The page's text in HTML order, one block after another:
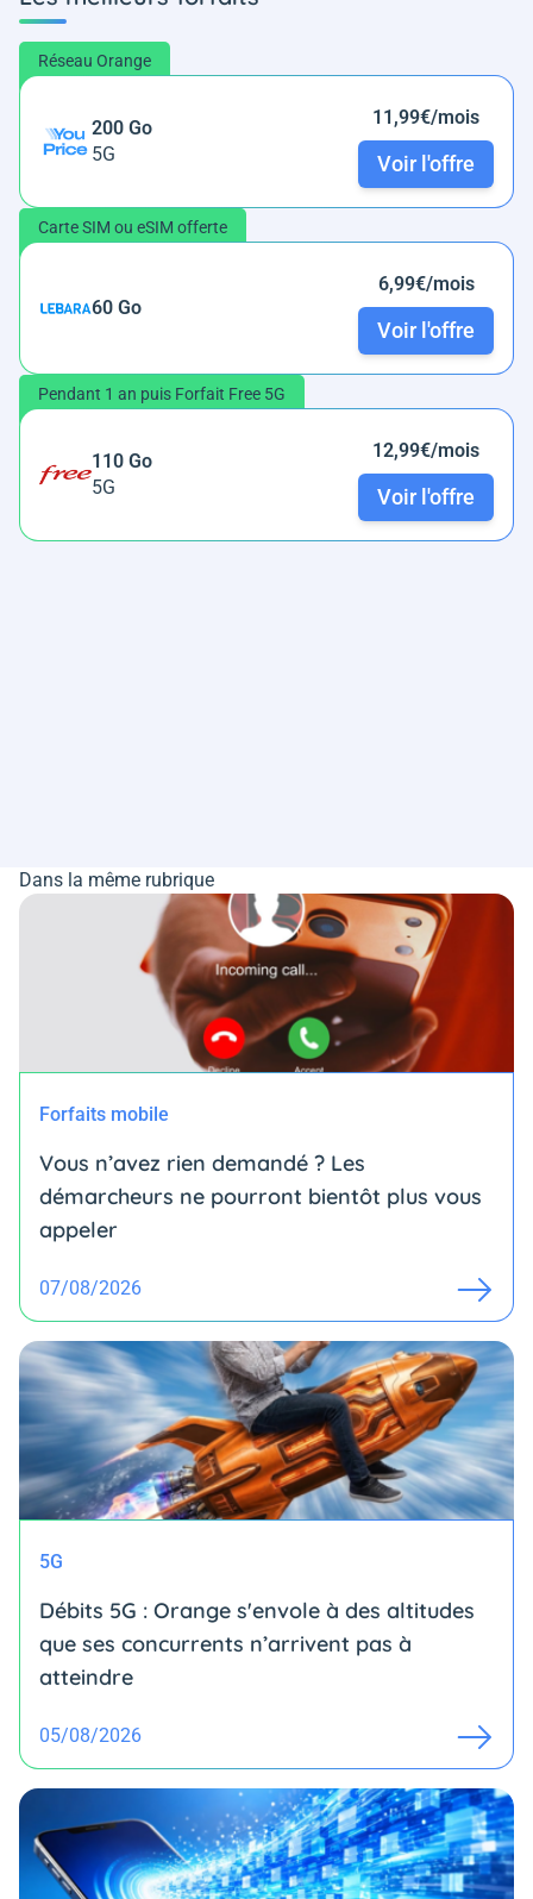
Réseau Orange
200 Go
5G
11,99€/mois
Voir l'offre
Carte SIM ou eSIM offerte
60 Go
6,99€/mois
Voir l'offre
Pendant 1 an puis Forfait Free 5G
110 Go
5G
12,99€/mois
Voir l'offre
Dans la même rubrique
Forfaits mobile
Vous n’avez rien demandé ? Les
démarcheurs ne pourront bientôt plus vous
appeler
07/08/2026
5G
Débits 5G : Orange s'envole à des altitudes
que ses concurrents n’arrivent pas à
atteindre
05/08/2026